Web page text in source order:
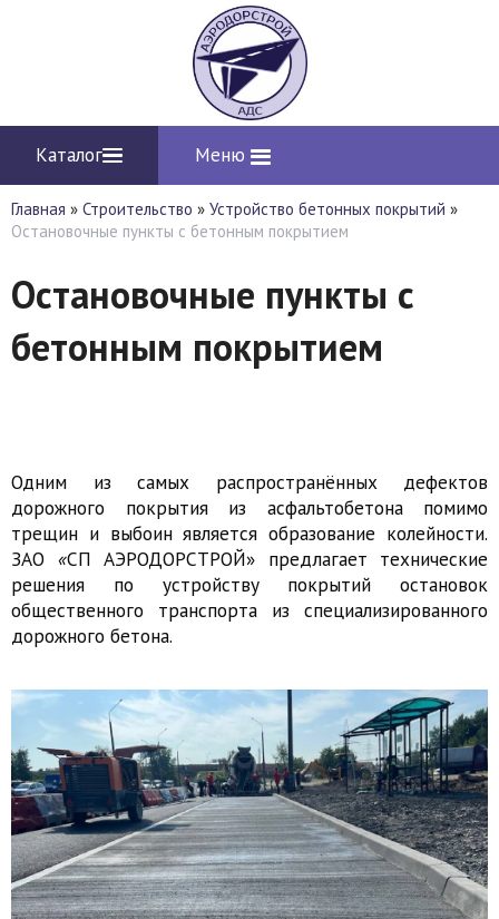
Каталог Меню
Главная » Строительство » Устройство бетонных покрытий »
Остановочные пункты с бетонным покрытием
Остановочные пункты с
бетонным покрытием
Одним из самых распространённых дефектов
дорожного покрытия из асфальтобетона помимо
трещин и выбоин является образование колейности.
ЗАО «СП АЭРОДОРСТРОЙ» предлагает технические
решения по устройству покрытий остановок
общественного транспорта из специализированного
дорожного бетона.